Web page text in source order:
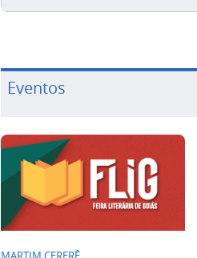
Eventos